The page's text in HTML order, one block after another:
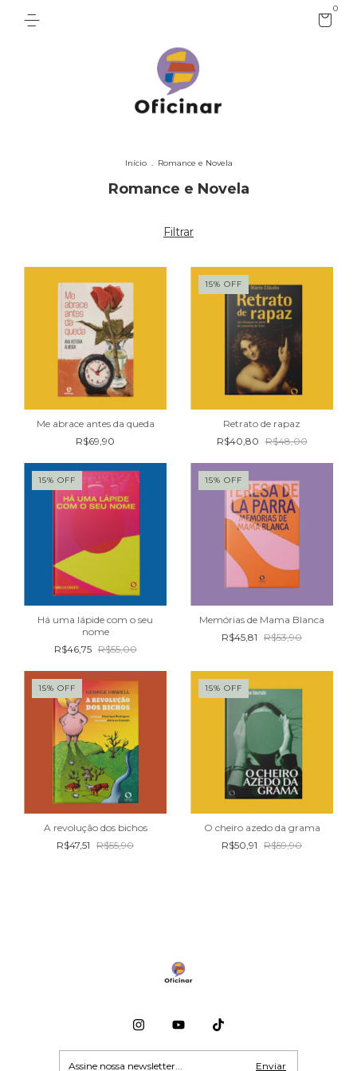
0
Início . Romance e Novela
Romance e Novela
Filtrar
Me abrace antes da queda
R$69,90
15% OFF
Retrato de rapaz
R$40,80 R$48,00
15% OFF
Há uma lápide com o seu
nome
R$46,75 R$55,00
15% OFF
Memórias de Mama Blanca
R$45,81 R$53,90
15% OFF
A revolução dos bichos
R$47,51 R$55,90
15% OFF
O cheiro azedo da grama
R$50,91 R$59,90